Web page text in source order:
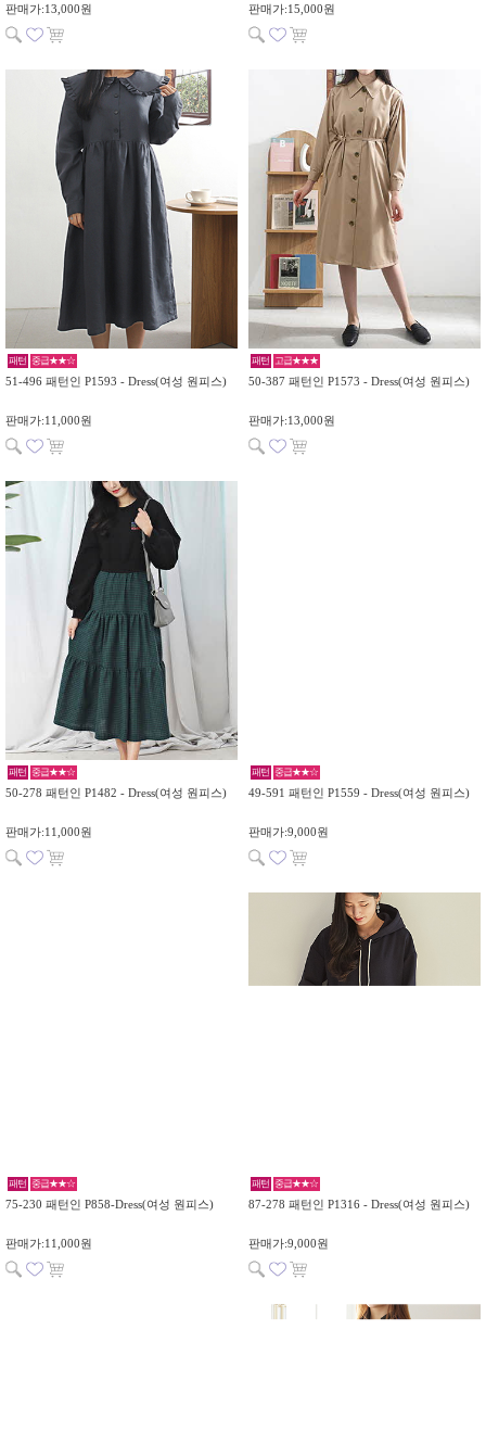
판매가:13,000원 판매가:15,000원
패턴 중급★★☆
51-496 패턴인 P1593 - Dress(여성 원피스)
판매가:11,000원
패턴 고급★★★
50-387 패턴인 P1573 - Dress(여성 원피스)
판매가:13,000원
패턴 중급★★☆
50-278 패턴인 P1482 - Dress(여성 원피스)
판매가:11,000원
패턴 중급★★☆
49-591 패턴인 P1559 - Dress(여성 원피스)
판매가:9,000원
패턴 중급★★☆
75-230 패턴인 P858-Dress(여성 원피스)
판매가:11,000원
패턴 중급★★☆
87-278 패턴인 P1316 - Dress(여성 원피스)
판매가:9,000원